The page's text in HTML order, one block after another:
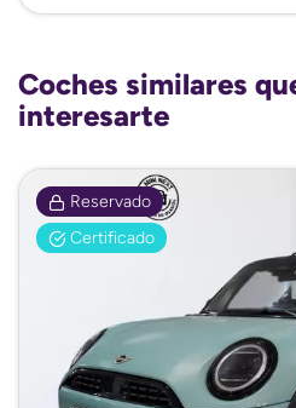
Coches similares
interesarte
Reservado
Certificado